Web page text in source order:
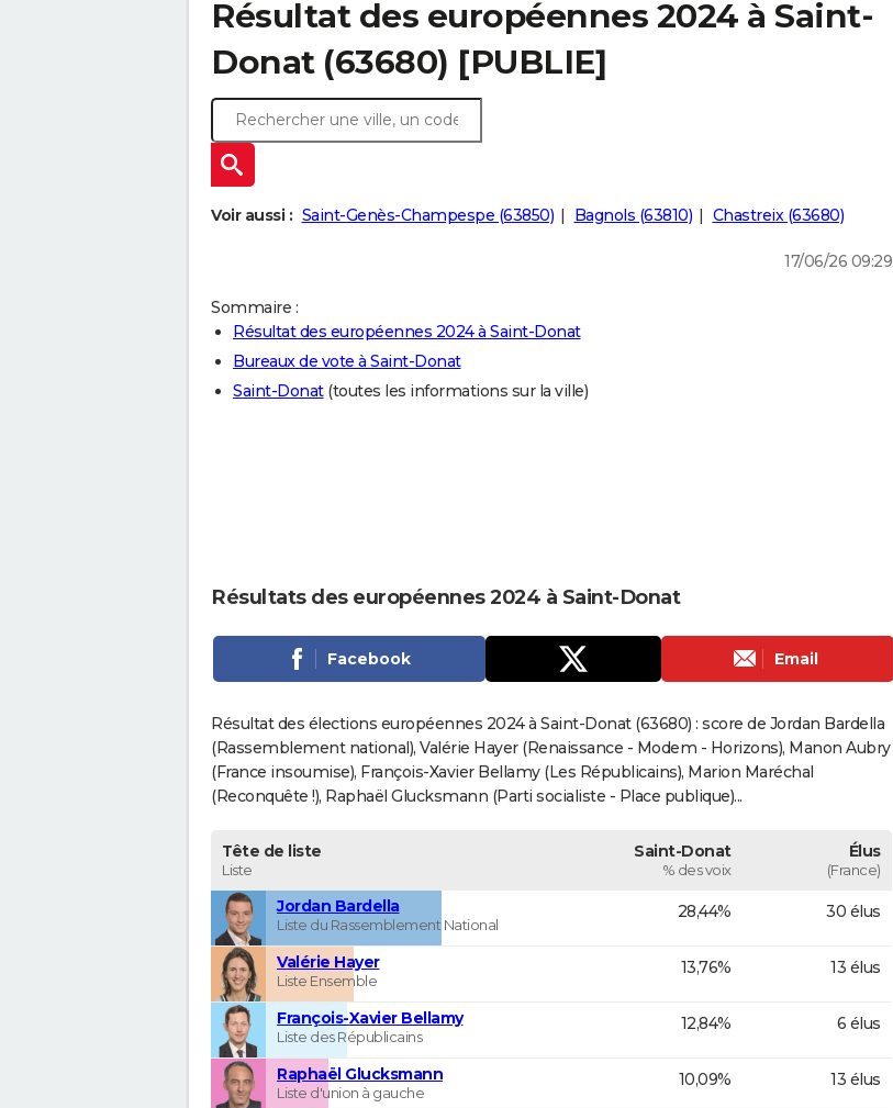
Résultat des européennes 2024 à Saint-
Donat (63680) [PUBLIE]
Voir aussi : Saint-Genès-Champespe (63850) Bagnols (63810) Chastreix (63680)
17/06/26 09:29
Sommaire :
Résultat des européennes 2024 à Saint-Donat
Bureaux de vote à Saint-Donat
Saint-Donat(toutes les informations sur la ville)
Résultats des européennes 2024 à Saint-Donat
Facebook Email
Résultat des élections européennes 2024 à Saint-Donat (63680) : score de Jordan Bardella
(Rassemblement national), Valérie Hayer (Renaissance - Modem - Horizons), Manon Aubry
(France insoumise), François-Xavier Bellamy (Les Républicains), Marion Maréchal
(Reconquête !), Raphaël Glucksmann (Parti socialiste - Place publique)...
Tête de liste
Liste
Saint-Donat
% des voix
Élus
(France)
Jordan Bardella
Liste du Rassemblement National
28,44% 30 élus
Valérie Hayer
Liste Ensemble
13,76% 13 élus
François-Xavier Bellamy
Liste des Républicains
12,84% 6 élus
Raphaël Glucksmann
Liste d'union à gauche
10,09% 13 élus